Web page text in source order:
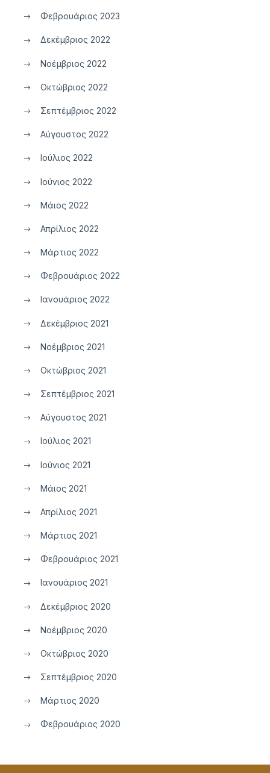
Φεβρουάριος 2023
Δεκέμβριος 2022
Νοέμβριος 2022
Οκτώβριος 2022
Σεπτέμβριος 2022
Αύγουστος 2022
Ιούλιος 2022
Ιούνιος 2022
Μάιος 2022
Απρίλιος 2022
Μάρτιος 2022
Φεβρουάριος 2022
Ιανουάριος 2022
Δεκέμβριος 2021
Νοέμβριος 2021
Οκτώβριος 2021
Σεπτέμβριος 2021
Αύγουστος 2021
Ιούλιος 2021
Ιούνιος 2021
Μάιος 2021
Απρίλιος 2021
Μάρτιος 2021
Φεβρουάριος 2021
Ιανουάριος 2021
Δεκέμβριος 2020
Νοέμβριος 2020
Οκτώβριος 2020
Σεπτέμβριος 2020
Μάρτιος 2020
Φεβρουάριος 2020